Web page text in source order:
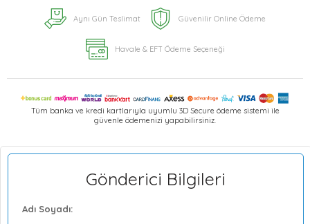
Aynı Gün Teslimat Güvenilir Online Ödeme
Havale & EFT Ödeme Seçeneği
Tüm banka ve kredi kartlarıyla uyumlu 3D Secure ödeme sistemi ile
güvenle ödemenizi yapabilirsiniz.
Gönderici Bilgileri
Adı Soyadı: